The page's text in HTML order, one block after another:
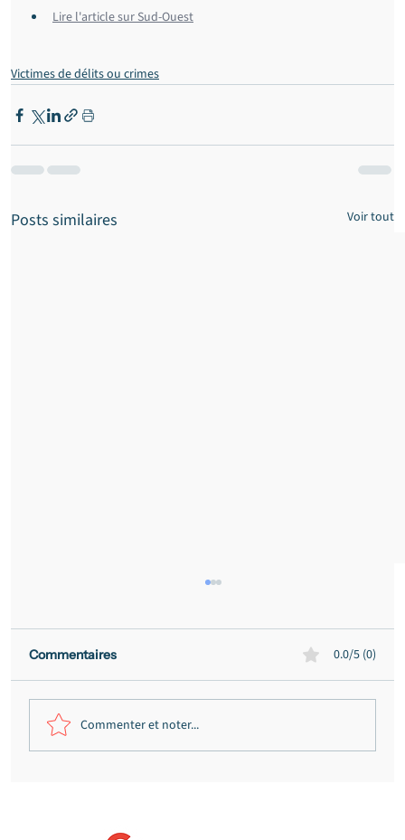
Lire l'article sur Sud-Ouest
Victimes de délits ou crimes
Posts similaires Voir tout
pourquoi la première offre est rarement
Commentaires 0.0/5 (0)
Commenter et noter...